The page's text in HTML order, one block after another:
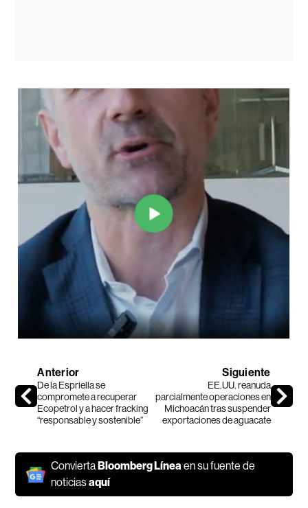
Anterior
De la Espriella se
compromete a recuperar
Ecopetrol y a hacer fracking
“responsable y sostenible”
Siguiente
EE.UU. reanuda
parcialmente operaciones en
Michoacán tras suspender
exportaciones de aguacate
Convierta Bloomberg Líneaen su fuente de
noticiasaquí